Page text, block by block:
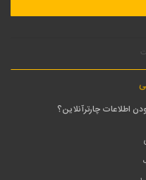
اطلاعات چارترآنلاین؟